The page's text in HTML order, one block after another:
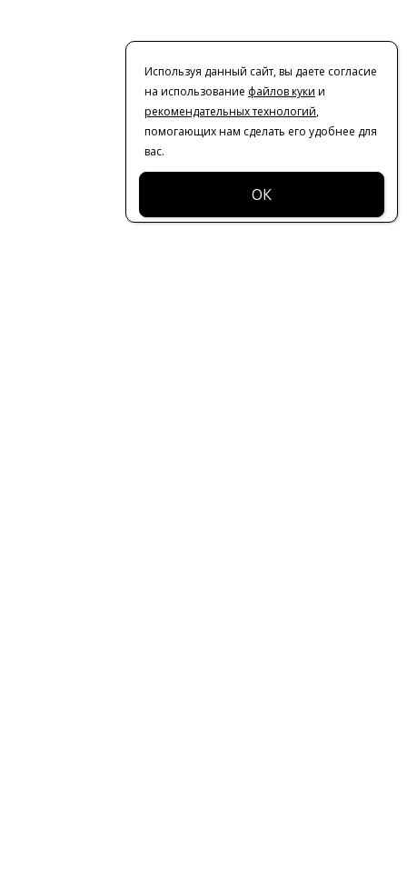
Используя данный сайт, вы даете согласие
на использование файлов куки и
рекомендательных технологий,
помогающих нам сделать его удобнее для
вас.